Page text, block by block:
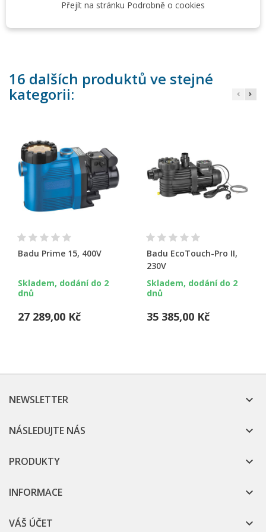
označením „AK“.
16 dalších produktů ve stejné
kategorii:
Badu Prime 15, 400V
Skladem, dodání do 2
dnů
27 289,00 Kč
Badu EcoTouch-Pro II,
230V
Skladem, dodání do 2
dnů
35 385,00 Kč
NEWSLETTER 
NÁSLEDUJTE NÁS 
PRODUKTY 
INFORMACE 
VÁŠ ÚČET 
Přejít na stránku Podrobně o cookies